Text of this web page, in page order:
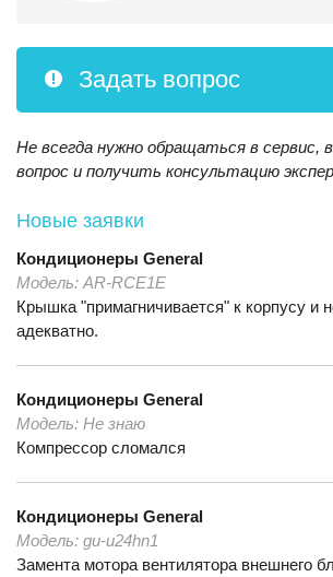
Задать вопрос
Не всегда нужно обращаться в сервис,
вопрос и получить консультацию
Новые заявки
Кондиционеры General
Модель: AR-RCE1E
Крышка "примагничивается" к корпусу и
адекватно.
Кондиционеры General
Модель: Не знаю
Компрессор сломался
Кондиционеры General
Модель: gu-u24hn1
Замента мотора вентилятора внешнего